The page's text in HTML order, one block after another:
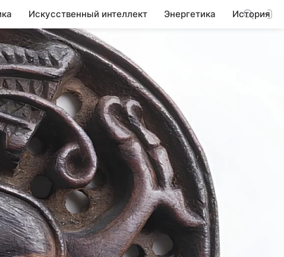
Искусственный интеллект Энергетика История